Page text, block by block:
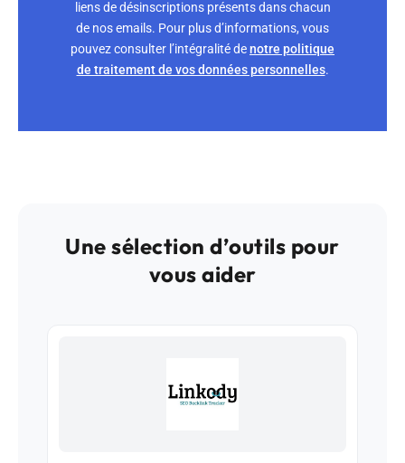
liens de désinscriptions présents dans chacun
de nos emails. Pour plus d’informations, vous
pouvez consulter l’intégralité denotre politique
de traitement de vos données personnelles.
Une sélection d’outils pour
vous aider